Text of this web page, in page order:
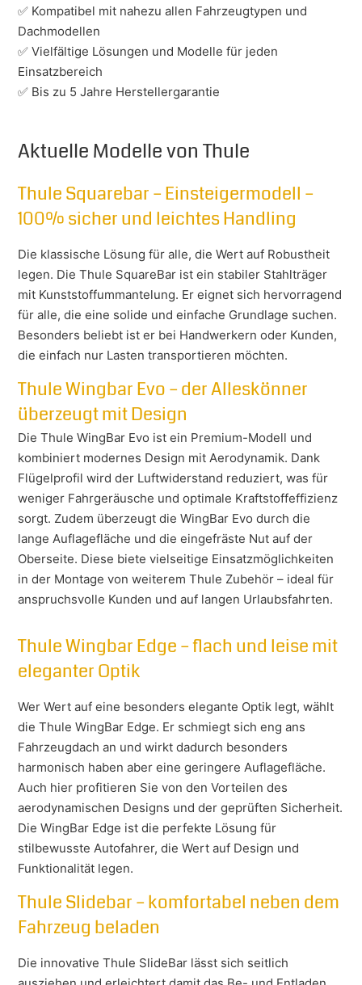
✅ Kompatibel mit nahezu allen Fahrzeugtypen und
Dachmodellen
✅ Vielfältige Lösungen und Modelle für jeden
Einsatzbereich
✅ Bis zu 5 Jahre Herstellergarantie
Aktuelle Modelle von Thule
Thule Squarebar – Einsteigermodell –
100% sicher und leichtes Handling
Die klassische Lösung für alle, die Wert auf Robustheit
legen. Die Thule SquareBar ist ein stabiler Stahlträger
mit Kunststoffummantelung. Er eignet sich hervorragend
für alle, die eine solide und einfache Grundlage suchen.
Besonders beliebt ist er bei Handwerkern oder Kunden,
die einfach nur Lasten transportieren möchten.
Thule Wingbar Evo – der Alleskönner
überzeugt mit Design
Die Thule WingBar Evo ist ein Premium-Modell und
kombiniert modernes Design mit Aerodynamik. Dank
Flügelprofil wird der Luftwiderstand reduziert, was für
weniger Fahrgeräusche und optimale Kraftstoffeffizienz
sorgt. Zudem überzeugt die WingBar Evo durch die
lange Auflagefläche und die eingefräste Nut auf der
Oberseite. Diese biete vielseitige Einsatzmöglichkeiten
in der Montage von weiterem Thule Zubehör – ideal für
anspruchsvolle Kunden und auf langen Urlaubsfahrten.
Thule Wingbar Edge – flach und leise mit
eleganter Optik
Wer Wert auf eine besonders elegante Optik legt, wählt
die Thule WingBar Edge. Er schmiegt sich eng ans
Fahrzeugdach an und wirkt dadurch besonders
harmonisch haben aber eine geringere Auflagefläche.
Auch hier profitieren Sie von den Vorteilen des
aerodynamischen Designs und der geprüften Sicherheit.
Die WingBar Edge ist die perfekte Lösung für
stilbewusste Autofahrer, die Wert auf Design und
Funktionalität legen.
Thule Slidebar – komfortabel neben dem
Fahrzeug beladen
Die innovative Thule SlideBar lässt sich seitlich